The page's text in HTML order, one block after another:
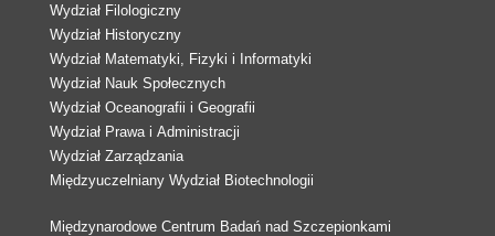
Wydział Filologiczny
Wydział Historyczny
Wydział Matematyki, Fizyki i Informatyki
Wydział Nauk Społecznych
Wydział Oceanografii i Geografii
Wydział Prawa i Administracji
Wydział Zarządzania
Międzyuczelniany Wydział Biotechnologii
Międzynarodowe Centrum Badań nad Szczepionkami